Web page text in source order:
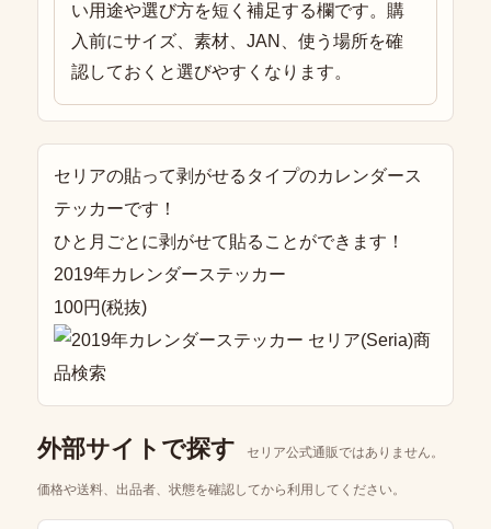
い用途や選び方を短く補足する欄です。購
入前にサイズ、素材、JAN、使う場所を確
認しておくと選びやすくなります。
セリアの貼って剥がせるタイプのカレンダース
テッカーです！
ひと月ごとに剥がせて貼ることができます！
2019年カレンダーステッカー
100円(税抜)
外部サイトで探す セリア公式通販ではありません。
価格や送料、出品者、状態を確認してから利用してください。